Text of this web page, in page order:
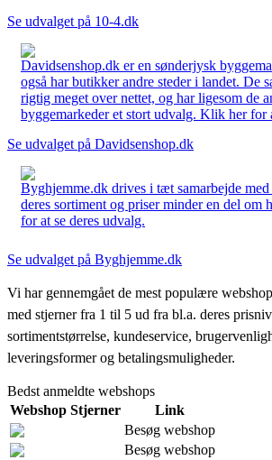
Se udvalget på 10-4.dk
Davidsenshop.dk er en sønderjysk
også har butikker andre steder i landet. De
rigtig meget over nettet, og har ligesom de
byggemarkeder et stort udvalg. Klik her for
Se udvalget på Davidsenshop.dk
Byghjemme.dk drives i tæt samarbejde med
deres sortiment og priser minder en del om
for at se deres udvalg.
Se udvalget på Byghjemme.dk
Vi har gennemgået de mest populære
med stjerner fra 1 til 5 ud fra bl.a. deres
sortimentstørrelse, kundeservice,
leveringsformer og betalingsmuligheder.
Bedst anmeldte webshops
Webshop Stjerner
Link
Besøg webshop
Besøg webshop